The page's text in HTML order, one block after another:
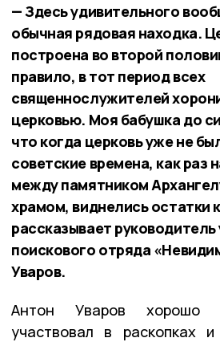
— Здесь удивительного
обычная рядовая находка.
построена во второй
правило, в тот период всех
священнослужителей
церковью. Моя бабушка до
что когда церковь уже не
советские времена, как раз
между памятником
храмом, виднелись остатки
рассказывает руководитель
поискового отряда
Уваров.
Антон Уваров хорошо
участвовал в раскопках и